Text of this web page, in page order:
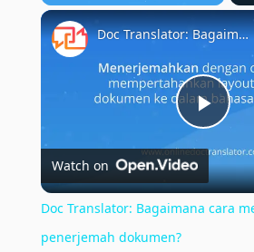
Play Unmute Fullscreen
Play
Doc Translator: Bagaimana cara menggunakan penerjemah dokumen?
Watch on
Doc Translator: Bagaimana cara
penerjemah dokumen?